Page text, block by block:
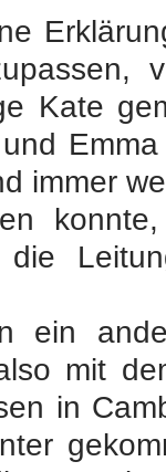
Kate
immer
mit
in